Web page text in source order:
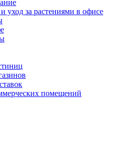
уход за растениями в офисе
помещений